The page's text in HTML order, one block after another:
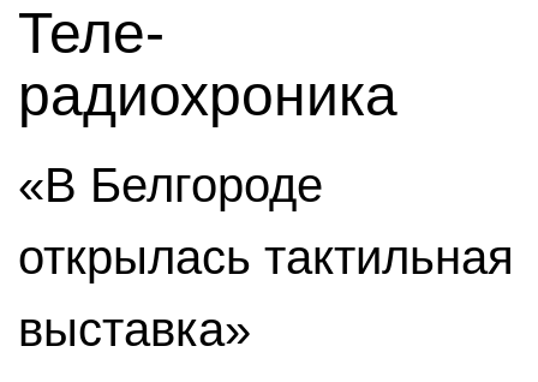
Теле-
радиохроника
«В Белгороде
открылась тактильная
выставка»